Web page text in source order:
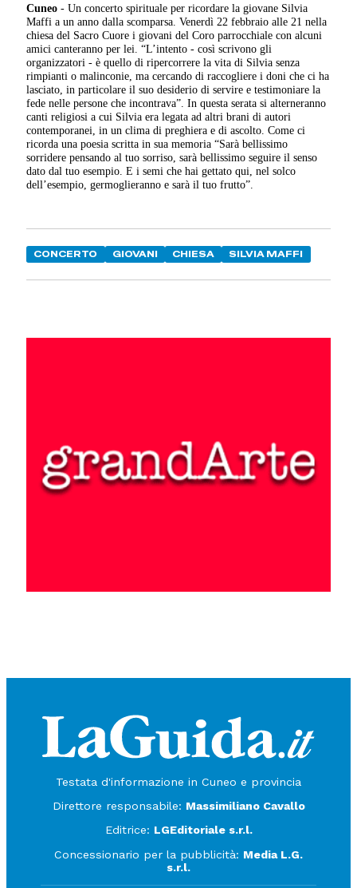
Cuneo - Un concerto spirituale per ricordare la giovane Silvia
Maffi a un anno dalla scomparsa. Venerdì 22 febbraio alle 21 nella
chiesa del Sacro Cuore i giovani del Coro parrocchiale con alcuni
amici canteranno per lei. “L’intento - così scrivono gli
organizzatori - è quello di ripercorrere la vita di Silvia senza
rimpianti o malinconie, ma cercando di raccogliere i doni che ci ha
lasciato, in particolare il suo desiderio di servire e testimoniare la
fede nelle persone che incontrava”. In questa serata si alterneranno
canti religiosi a cui Silvia era legata ad altri brani di autori
contemporanei, in un clima di preghiera e di ascolto. Come ci
ricorda una poesia scritta in sua memoria “Sarà bellissimo
sorridere pensando al tuo sorriso, sarà bellissimo seguire il senso
dato dal tuo esempio. E i semi che hai gettato qui, nel solco
dell’esempio, germoglieranno e sarà il tuo frutto”.
CONCERTO GIOVANI CHIESA SILVIA MAFFI
Testata d'informazione in Cuneo e provincia
Direttore responsabile: Massimiliano Cavallo
Editrice: LGEditoriale s.r.l.
Concessionario per la pubblicità: Media L.G.
s.r.l.